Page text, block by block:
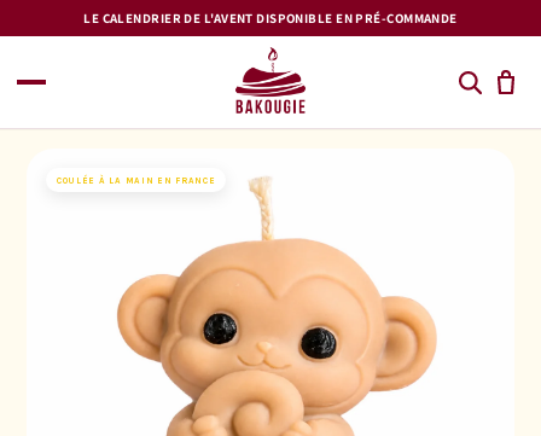
passerLE CALENDRIER DE L'AVENT DISPONIBLE EN PRÉ-COMMANDE
COULÉE À LA MAIN EN FRANCE